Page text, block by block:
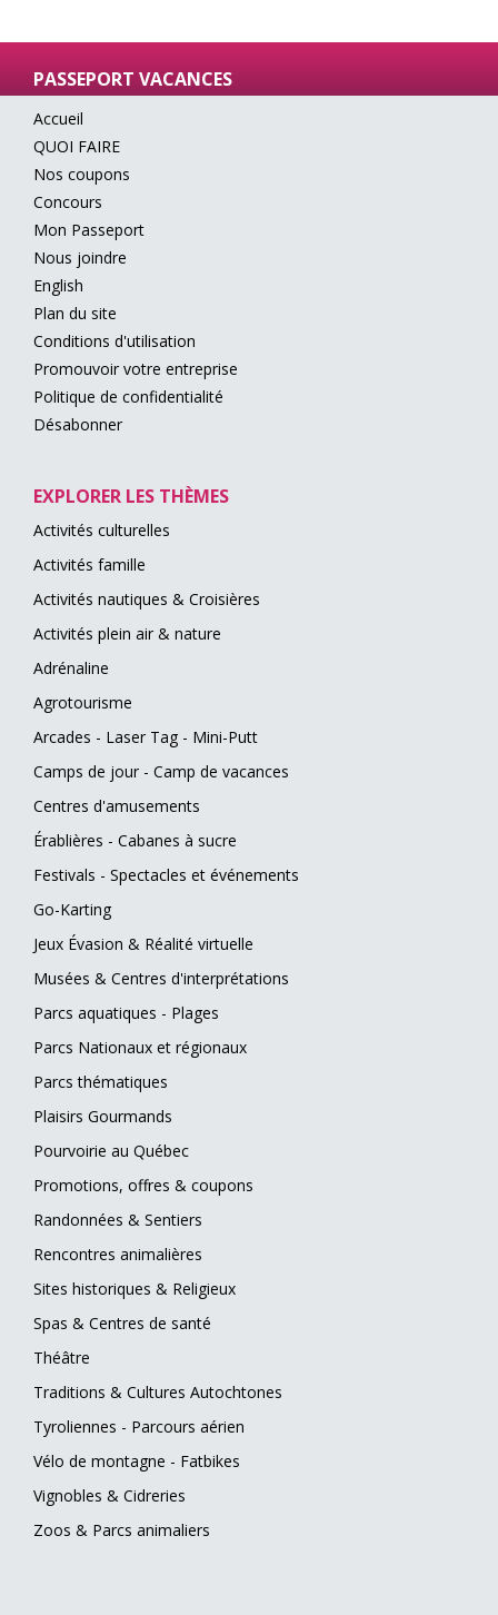
PASSEPORT VACANCES
Accueil
QUOI FAIRE
Nos coupons
Concours
Mon Passeport
Nous joindre
English
Plan du site
Conditions d'utilisation
Promouvoir votre entreprise
Politique de confidentialité
Désabonner
EXPLORER LES THÈMES
Activités culturelles
Activités famille
Activités nautiques & Croisières
Activités plein air & nature
Adrénaline
Agrotourisme
Arcades - Laser Tag - Mini-Putt
Camps de jour - Camp de vacances
Centres d'amusements
Érablières - Cabanes à sucre
Festivals - Spectacles et événements
Go-Karting
Jeux Évasion & Réalité virtuelle
Musées & Centres d'interprétations
Parcs aquatiques - Plages
Parcs Nationaux et régionaux
Parcs thématiques
Plaisirs Gourmands
Pourvoirie au Québec
Promotions, offres & coupons
Randonnées & Sentiers
Rencontres animalières
Sites historiques & Religieux
Spas & Centres de santé
Théâtre
Traditions & Cultures Autochtones
Tyroliennes - Parcours aérien
Vélo de montagne - Fatbikes
Vignobles & Cidreries
Zoos & Parcs animaliers